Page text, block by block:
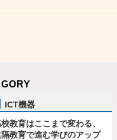
ICT機器
教育はここまで変わる、
教育で進む学びのアップ